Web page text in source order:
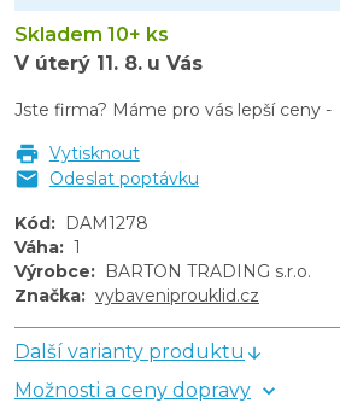
Skladem 10+ ks
V úterý 11. 8. u Vás
Jste firma? Máme pro vás lepší ceny -
Vytisknout
Odeslat poptávku
Kód: DAM1278
Váha: 1
Výrobce: BARTON TRADING s.r.o.
Značka: vybaveniprouklid.cz
Další varianty produktu
Možnosti a ceny dopravy